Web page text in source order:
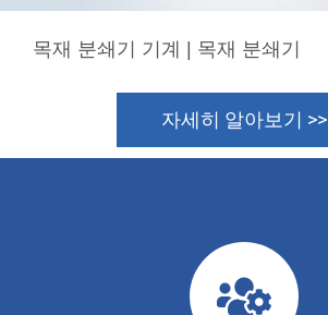
목재 분쇄기 기계 | 목재 분쇄기
자세히 알아보기 >>